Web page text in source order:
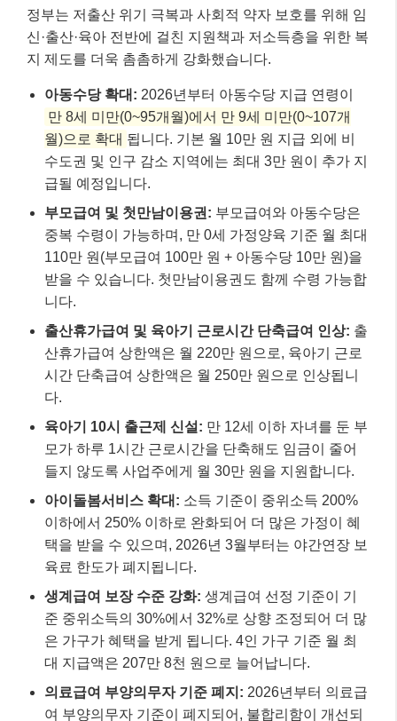
정부는 저출산 위기 극복과 사회적 약자 보호를 위해 임
신·출산·육아 전반에 걸친 지원책과 저소득층을 위한 복
지 제도를 더욱 촘촘하게 강화했습니다.
아동수당 확대: 2026년부터 아동수당 지급 연령이
만 8세 미만(0~95개월)에서 만 9세 미만(0~107개
월)으로 확대 됩니다. 기본 월 10만 원 지급 외에 비
수도권 및 인구 감소 지역에는 최대 3만 원이 추가 지
급될 예정입니다.
부모급여 및 첫만남이용권: 부모급여와 아동수당은
중복 수령이 가능하며, 만 0세 가정양육 기준 월 최대
110만 원(부모급여 100만 원 + 아동수당 10만 원)을
받을 수 있습니다. 첫만남이용권도 함께 수령 가능합
니다.
출산휴가급여 및 육아기 근로시간 단축급여 인상: 출
산휴가급여 상한액은 월 220만 원으로, 육아기 근로
시간 단축급여 상한액은 월 250만 원으로 인상됩니
다.
육아기 10시 출근제 신설: 만 12세 이하 자녀를 둔 부
모가 하루 1시간 근로시간을 단축해도 임금이 줄어
들지 않도록 사업주에게 월 30만 원을 지원합니다.
아이돌봄서비스 확대: 소득 기준이 중위소득 200%
이하에서 250% 이하로 완화되어 더 많은 가정이 혜
택을 받을 수 있으며, 2026년 3월부터는 야간연장 보
육료 한도가 폐지됩니다.
생계급여 보장 수준 강화: 생계급여 선정 기준이 기
준 중위소득의 30%에서 32%로 상향 조정되어 더 많
은 가구가 혜택을 받게 됩니다. 4인 가구 기준 월 최
대 지급액은 207만 8천 원으로 늘어납니다.
의료급여 부양의무자 기준 폐지: 2026년부터 의료급
여 부양의무자 기준이 폐지되어, 불합리함이 개선되